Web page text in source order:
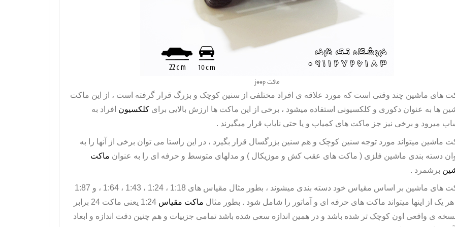
ماکت jeep
های ماشین چند وقتی است که مورد علاقه ی افراد مختلفی از سنین کوچک و بزرگ قرار گرفته است ، از این ماکت
ها به عنوان دکوری و کلکسیونی استفاده میشود ، برخی از این ماکت ها ارزش بالایی برایکلکسیون افراد به
میرود و برخی نیز جز ماکت های کمیاب و یا حتی نایاب قرار میگیرند .
ماشین میتواند مورد توجه سنین کوچک و هم سنین بزرگسال قرار بگیرد ، در این راستا می توان برخی از آنها را به
دسته بندی ماشین فلزی ( ماکت های عقب کش و موزیکال ) و مدلهای متوسط و حرفه ای را به عنوان ماکت
برشمرد .
های ماشین بر اساس مقیاس خود دسته بندی میشوند ، بطور مثال مقیاس های 1:18 ، 1:24 ، 1:43 ، 1:64 ، و 1:87
یک از اینها میتواند ماکت های حرفه ای و آماتور را شامل شود . بطور مثال ماکت مقیاس
1:24 یعنی ماکت 24 برابر
نسخه ی واقعی اون کوچک تر شده باشد و در همین اندازه سعی شده باشد تمامی جزییات و هم چنین دقت اندازه و ابعاد